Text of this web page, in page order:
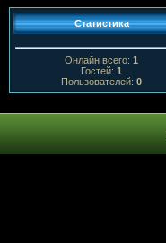
Статистика
Онлайн всего:1
Гостей:1
Пользователей:0